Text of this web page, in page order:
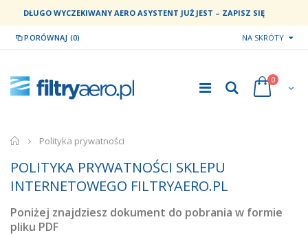
DŁUGO WYCZEKIWANY AERO ASYSTENT JUŻ JEST – ZAPISZ SIĘ
PORÓWNAJ (0) NA SKRÓTY
0
home
Polityka prywatności
POLITYKA PRYWATNOŚCI SKLEPU
INTERNETOWEGO FILTRYAERO.PL
Poniżej znajdziesz dokument do pobrania w formie
pliku PDF